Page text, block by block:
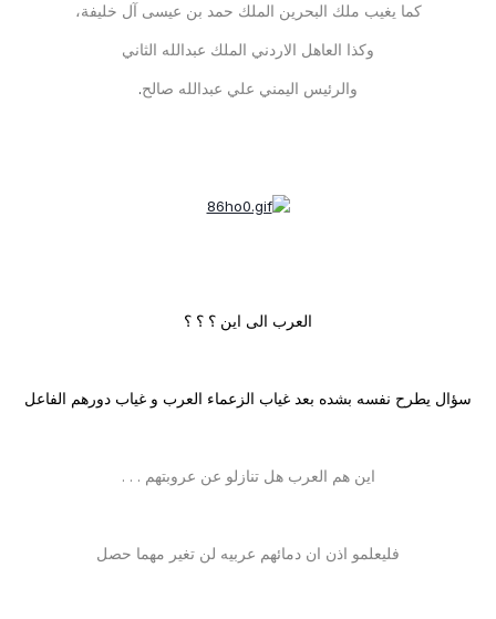
كما يغيب ملك البحرين الملك حمد بن عيسى آل خليفة،
وكذا العاهل الاردني الملك عبدالله الثاني
والرئيس اليمني علي عبدالله صالح.
العرب الى اين ؟ ؟ ؟
سؤال يطرح نفسه بشده بعد غياب الزعماء العرب و غياب دورهم الفاعل
اين هم العرب هل تنازلو عن عروبتهم . . .
فليعلمو اذن ان دمائهم عربيه لن تغير مهما حصل